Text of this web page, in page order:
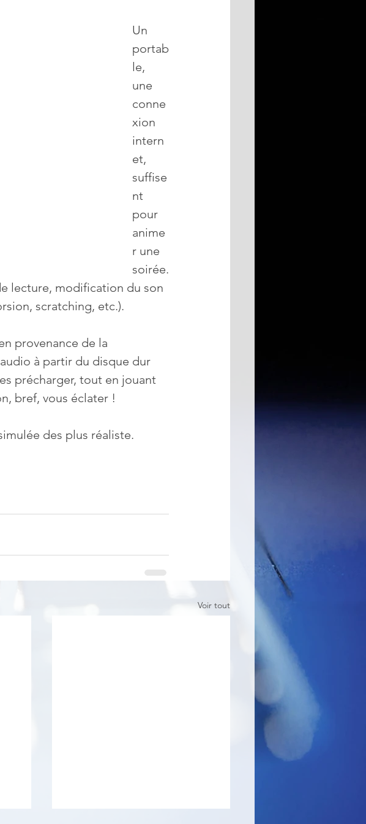
Un
portab
le,
une
conne
xion
intern
et,
suffise
nt
pour
anime
r une
soirée.
lecture, modification du son
scratching, etc.).
provenance de la
à partir du disque dur
précharger, tout en jouant
bref, vous éclater !
des plus réaliste.
Voir tout